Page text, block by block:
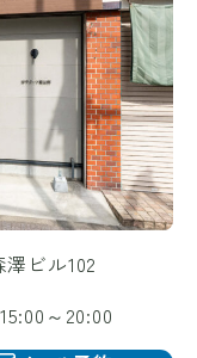
ビル102
～20:00